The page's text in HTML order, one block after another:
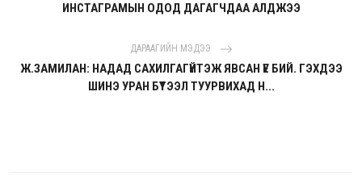
ИНСТАГРАМЫН ОДОД ДАГАГЧДАА АЛДЖЭЭ
ДАРААГИЙН МЭДЭЭ
Ж.ЗАМИЛАН: НАДАД САХИЛГАГҮЙТЭЖ ЯВСАН ҮЕ БИЙ. ГЭХДЭЭ
ШИНЭ УРАН БҮТЭЭЛ ТУУРВИХАД Н...